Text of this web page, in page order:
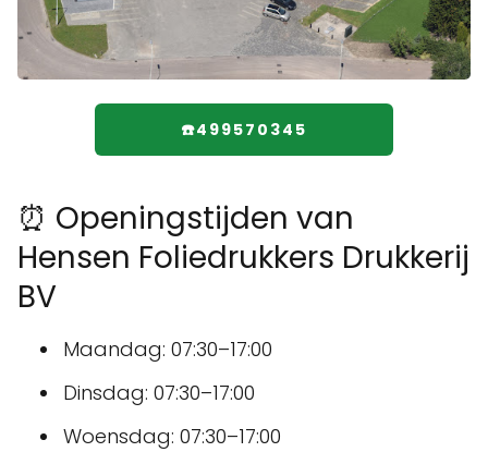
☎️499570345
⏰ Openingstijden van
Hensen Foliedrukkers Drukkerij
BV
Maandag: 07:30–17:00
Dinsdag: 07:30–17:00
Woensdag: 07:30–17:00